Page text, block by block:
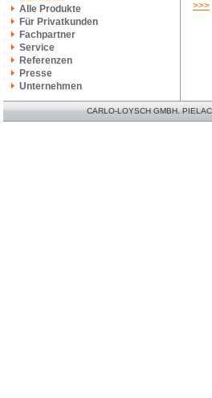
Alle Produkte
Für Privatkunden
Fachpartner
Service
Referenzen
Presse
Unternehmen
>>>
CARLO-LOYSCH GMBH.